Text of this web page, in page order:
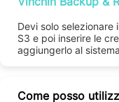
Devi solo
S3 e poi inserire le
aggiungerlo al
Come posso